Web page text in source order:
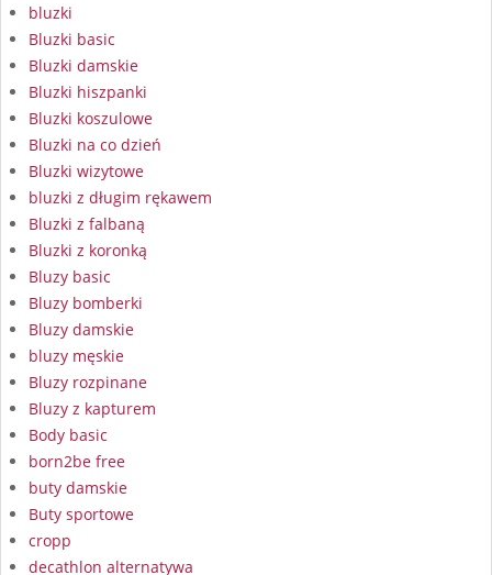
bluzki
Bluzki basic
Bluzki damskie
Bluzki hiszpanki
Bluzki koszulowe
Bluzki na co dzień
Bluzki wizytowe
bluzki z długim rękawem
Bluzki z falbaną
Bluzki z koronką
Bluzy basic
Bluzy bomberki
Bluzy damskie
bluzy męskie
Bluzy rozpinane
Bluzy z kapturem
Body basic
born2be free
buty damskie
Buty sportowe
cropp
decathlon alternatywa